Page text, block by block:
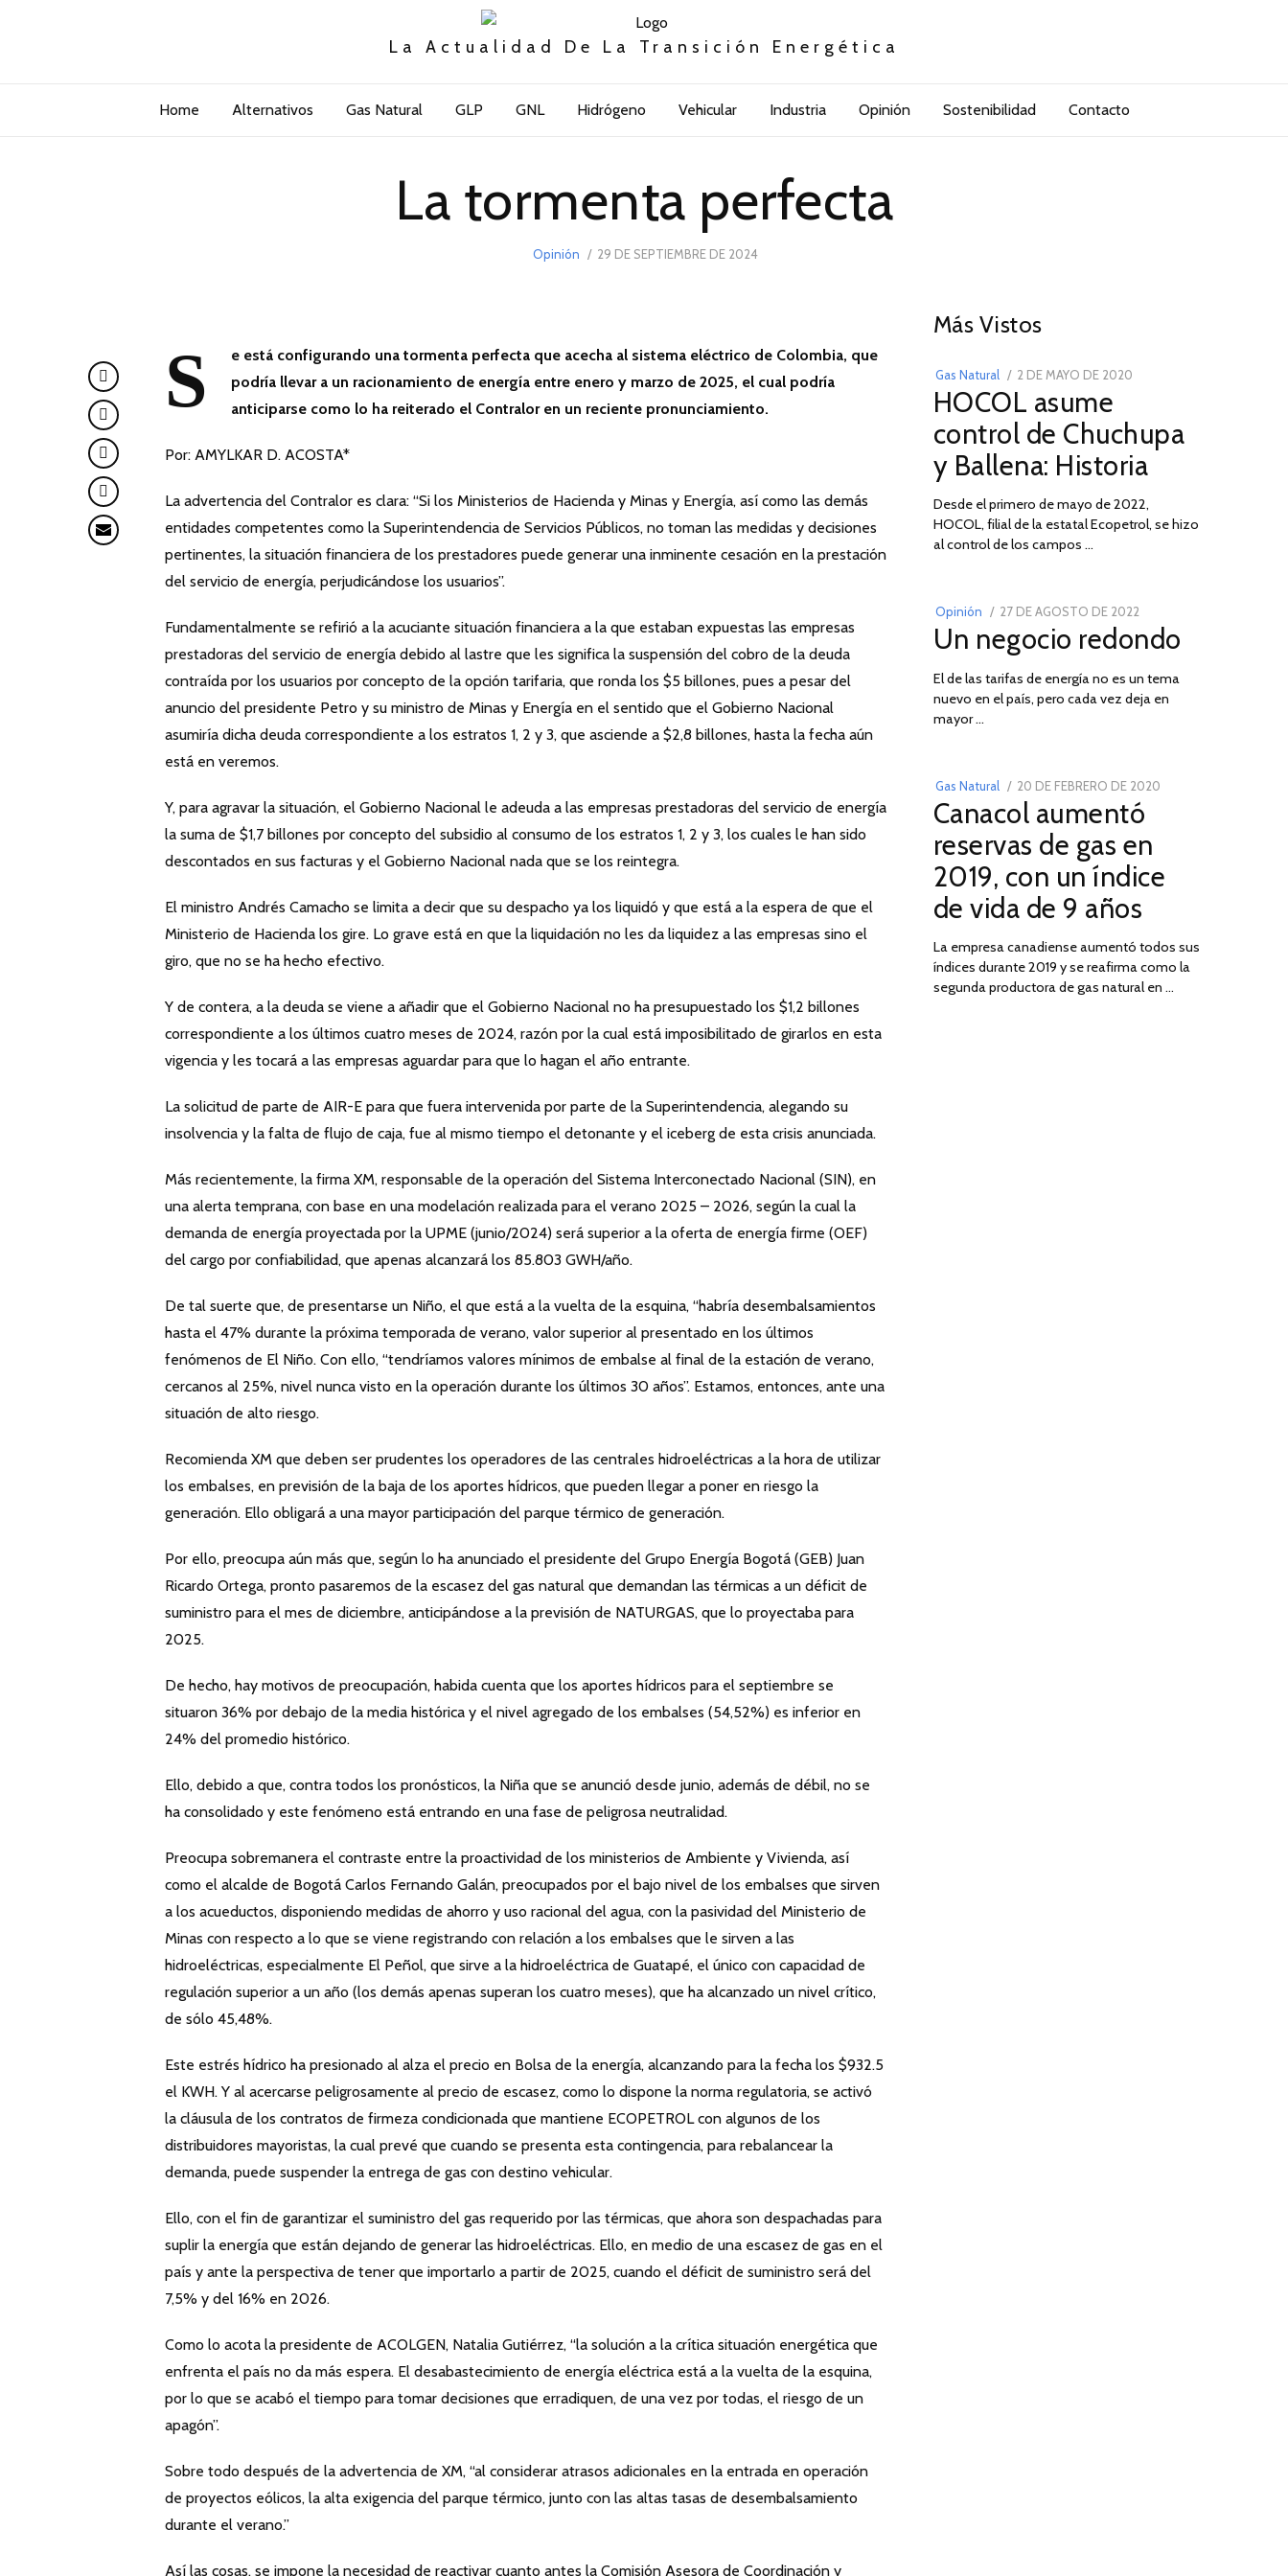
La Actualidad De La Transición Energética
Home Alternativos Gas Natural GLP GNL Hidrógeno Vehicular Industria Opinión Sostenibilidad Contacto
La tormenta perfecta
Opinión
POSTED
29 DE SEPTIEMBRE DE 202429
S
e está configurando una tormenta perfecta que acecha al sistema eléctrico de Colombia, que
podría llevar a un racionamiento de energía entre enero y marzo de 2025, el cual podría
anticiparse como lo ha reiterado el Contralor en un reciente pronunciamiento.
Por: AMYLKAR D. ACOSTA*
La advertencia del Contralor es clara: “Si los Ministerios de Hacienda y Minas y Energía, así como las demás
entidades competentes como la Superintendencia de Servicios Públicos, no toman las medidas y decisiones
pertinentes, la situación financiera de los prestadores puede generar una inminente cesación en la prestación
del servicio de energía, perjudicándose los usuarios”.
Fundamentalmente se refirió a la acuciante situación financiera a la que estaban expuestas las empresas
prestadoras del servicio de energía debido al lastre que les significa la suspensión del cobro de la deuda
contraída por los usuarios por concepto de la opción tarifaria, que ronda los $5 billones, pues a pesar del
anuncio del presidente Petro y su ministro de Minas y Energía en el sentido que el Gobierno Nacional
asumiría dicha deuda correspondiente a los estratos 1, 2 y 3, que asciende a $2,8 billones, hasta la fecha aún
está en veremos.
Y, para agravar la situación, el Gobierno Nacional le adeuda a las empresas prestadoras del servicio de energía
la suma de $1,7 billones por concepto del subsidio al consumo de los estratos 1, 2 y 3, los cuales le han sido
descontados en sus facturas y el Gobierno Nacional nada que se los reintegra.
El ministro Andrés Camacho se limita a decir que su despacho ya los liquidó y que está a la espera de que el
Ministerio de Hacienda los gire. Lo grave está en que la liquidación no les da liquidez a las empresas sino el
giro, que no se ha hecho efectivo.
Y de contera, a la deuda se viene a añadir que el Gobierno Nacional no ha presupuestado los $1,2 billones
correspondiente a los últimos cuatro meses de 2024, razón por la cual está imposibilitado de girarlos en esta
vigencia y les tocará a las empresas aguardar para que lo hagan el año entrante.
La solicitud de parte de AIR-E para que fuera intervenida por parte de la Superintendencia, alegando su
insolvencia y la falta de flujo de caja, fue al mismo tiempo el detonante y el iceberg de esta crisis anunciada.
Más recientemente, la firma XM, responsable de la operación del Sistema Interconectado Nacional (SIN), en
una alerta temprana, con base en una modelación realizada para el verano 2025 – 2026, según la cual la
demanda de energía proyectada por la UPME (junio/2024) será superior a la oferta de energía firme (OEF)
del cargo por confiabilidad, que apenas alcanzará los 85.803 GWH/año.
De tal suerte que, de presentarse un Niño, el que está a la vuelta de la esquina, “habría desembalsamientos
hasta el 47% durante la próxima temporada de verano, valor superior al presentado en los últimos
fenómenos de El Niño. Con ello, “tendríamos valores mínimos de embalse al final de la estación de verano,
cercanos al 25%, nivel nunca visto en la operación durante los últimos 30 años”. Estamos, entonces, ante una
situación de alto riesgo.
Recomienda XM que deben ser prudentes los operadores de las centrales hidroeléctricas a la hora de utilizar
los embalses, en previsión de la baja de los aportes hídricos, que pueden llegar a poner en riesgo la
generación. Ello obligará a una mayor participación del parque térmico de generación.
Por ello, preocupa aún más que, según lo ha anunciado el presidente del Grupo Energía Bogotá (GEB) Juan
Ricardo Ortega, pronto pasaremos de la escasez del gas natural que demandan las térmicas a un déficit de
suministro para el mes de diciembre, anticipándose a la previsión de NATURGAS, que lo proyectaba para
2025.
De hecho, hay motivos de preocupación, habida cuenta que los aportes hídricos para el septiembre se
situaron 36% por debajo de la media histórica y el nivel agregado de los embalses (54,52%) es inferior en
24% del promedio histórico.
Ello, debido a que, contra todos los pronósticos, la Niña que se anunció desde junio, además de débil, no se
ha consolidado y este fenómeno está entrando en una fase de peligrosa neutralidad.
Preocupa sobremanera el contraste entre la proactividad de los ministerios de Ambiente y Vivienda, así
como el alcalde de Bogotá Carlos Fernando Galán, preocupados por el bajo nivel de los embalses que sirven
a los acueductos, disponiendo medidas de ahorro y uso racional del agua, con la pasividad del Ministerio de
Minas con respecto a lo que se viene registrando con relación a los embalses que le sirven a las
hidroeléctricas, especialmente El Peñol, que sirve a la hidroeléctrica de Guatapé, el único con capacidad de
regulación superior a un año (los demás apenas superan los cuatro meses), que ha alcanzado un nivel crítico,
de sólo 45,48%.
Este estrés hídrico ha presionado al alza el precio en Bolsa de la energía, alcanzando para la fecha los $932.5
el KWH. Y al acercarse peligrosamente al precio de escasez, como lo dispone la norma regulatoria, se activó
la cláusula de los contratos de firmeza condicionada que mantiene ECOPETROL con algunos de los
distribuidores mayoristas, la cual prevé que cuando se presenta esta contingencia, para rebalancear la
demanda, puede suspender la entrega de gas con destino vehicular.
Ello, con el fin de garantizar el suministro del gas requerido por las térmicas, que ahora son despachadas para
suplir la energía que están dejando de generar las hidroeléctricas. Ello, en medio de una escasez de gas en el
país y ante la perspectiva de tener que importarlo a partir de 2025, cuando el déficit de suministro será del
7,5% y del 16% en 2026.
Como lo acota la presidente de ACOLGEN, Natalia Gutiérrez, “la solución a la crítica situación energética que
enfrenta el país no da más espera. El desabastecimiento de energía eléctrica está a la vuelta de la esquina,
por lo que se acabó el tiempo para tomar decisiones que erradiquen, de una vez por todas, el riesgo de un
apagón”.
Sobre todo después de la advertencia de XM, “al considerar atrasos adicionales en la entrada en operación
de proyectos eólicos, la alta exigencia del parque térmico, junto con las altas tasas de desembalsamiento
durante el verano.”
Así las cosas, se impone la necesidad de reactivar cuanto antes la Comisión Asesora de Coordinación y
Más Vistos
Gas Natural
POSTED
ON
2 DE MAYO DE 2020
DE
2026
HOCOL asume
control de Chuchupa
y Ballena: Historia
Desde el primero de mayo de 2022,
HOCOL, filial de la estatal Ecopetrol, se hizo
al control de los campos …
Opinión
POSTED
ON
27 DE AGOSTO DE 202230
DE
DE
2022
Un negocio redondo
El de las tarifas de energía no es un tema
nuevo en el país, pero cada vez deja en
mayor …
03
Gas Natural
POSTED
ON
20 DE FEBRERO DE 2020
2025
Canacol aumentó
reservas de gas en
2019, con un índice
de vida de 9 años
La empresa canadiense aumentó todos sus
índices durante 2019 y se reafirma como la
segunda productora de gas natural en …